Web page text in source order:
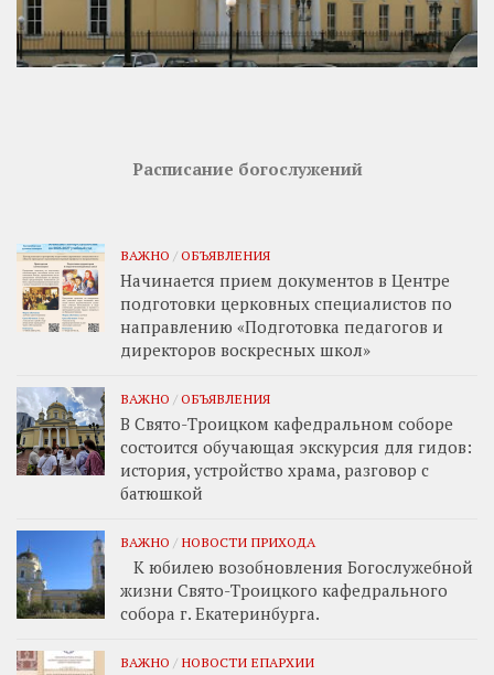
Расписание богослужений
ВАЖНО / ОБЪЯВЛЕНИЯ
Начинается прием документов в Центре
подготовки церковных специалистов по
направлению «Подготовка педагогов и
директоров воскресных школ»
ВАЖНО / ОБЪЯВЛЕНИЯ
В Свято-Троицком кафедральном соборе
состоится обучающая экскурсия для гидов:
история, устройство храма, разговор с
батюшкой
ВАЖНО / НОВОСТИ ПРИХОДА
К юбилею возобновления Богослужебной
жизни Свято-Троицкого кафедрального
собора г. Екатеринбурга.
ВАЖНО / НОВОСТИ ЕПАРХИИ